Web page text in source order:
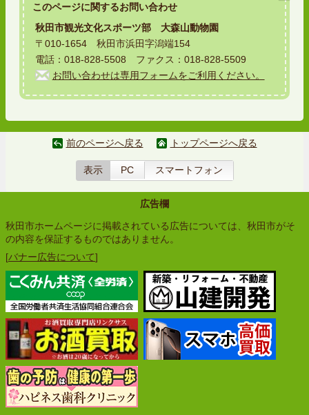
このページに関するお問い合わせ
秋田市観光文化スポーツ部 大森山動物園
〒010-1654 秋田市浜田字潟端154
電話：018-828-5508 ファクス：018-828-5509
お問い合わせは専用フォームをご利用ください。
前のページへ戻る トップページへ戻る
表示 PC スマートフォン
広告欄
秋田市ホームページに掲載されている広告については、秋田市がそ
の内容を保証するものではありません。
[バナー広告について]